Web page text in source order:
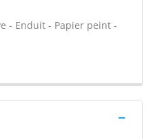
- Enduit - Papier peint -